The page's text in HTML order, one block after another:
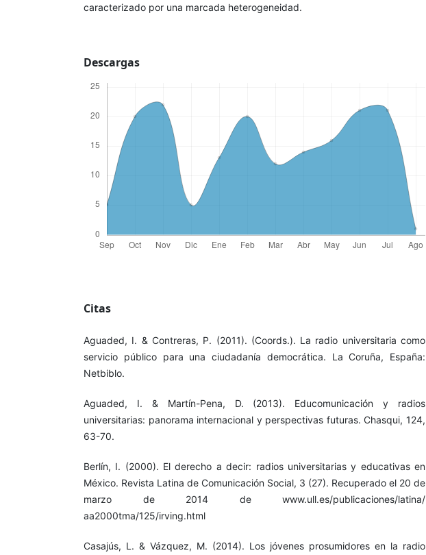
caracterizado por una marcada heterogeneidad.
Descargas
Citas
Aguaded, I. & Contreras, P. (2011). (Coords.). La radio universitaria como
servicio público para una ciudadanía democrática. La Coruña, España:
Netbiblo.
Aguaded, I. & Martín-Pena, D. (2013). Educomunicación y radios
universitarias: panorama internacional y perspectivas futuras. Chasqui, 124,
63-70.
Berlín, I. (2000). El derecho a decir: radios universitarias y educativas en
México. Revista Latina de Comunicación Social, 3 (27). Recuperado el 20 de
marzo de 2014 de www.ull.es/publicaciones/latina/
aa2000tma/125/irving.html
Casajús, L. & Vázquez, M. (2014). Los jóvenes prosumidores en la radio